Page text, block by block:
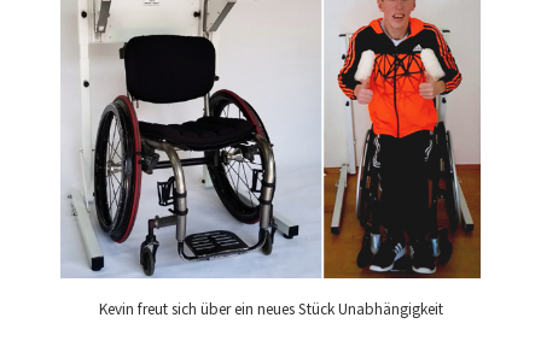
Kevin freut sich über ein neues Stück Unabhängigkeit